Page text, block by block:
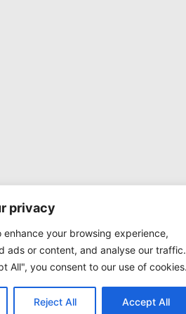
privacy
enhance your browsing experience,
ads or content, and analyse our traffic.
All", you consent to our use of
Reject All Accept All